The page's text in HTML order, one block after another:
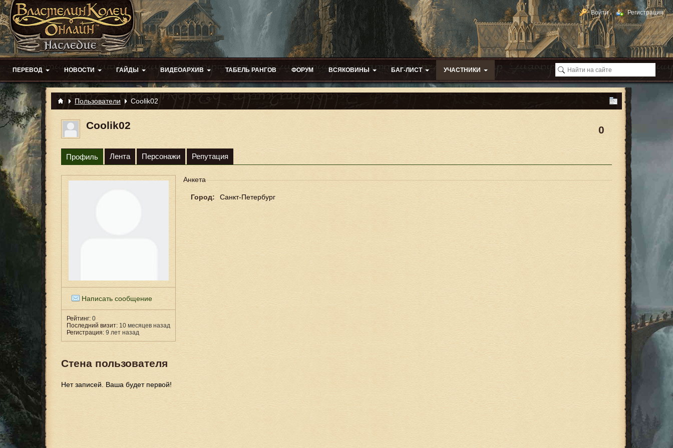
Войти Регистрация
ПЕРЕВОД НОВОСТИ ГАЙДЫ ВИДЕОАРХИВ ТАБЕЛЬ РАНГОВ ФОРУМ ВСЯКОВИНЫ БАГ-ЛИСТ УЧАСТНИКИ
Пользователи Coolik02
0
Coolik02
Профиль Лента Персонажи Репутация
Написать сообщение
Рейтинг: 0
Последний визит: 10 месяцев назад
Регистрация: 9 лет назад
Анкета
Город: Санкт-Петербург
Стена пользователя
Нет записей. Ваша будет первой!